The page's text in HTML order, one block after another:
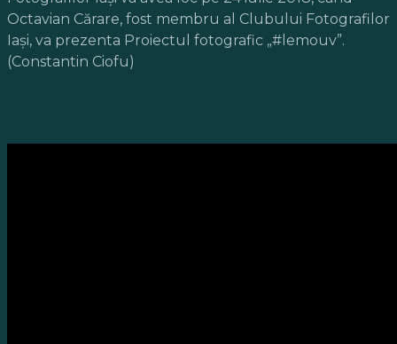
Octavian Cărare, fost membru al Clubului Fotografilor
Iaşi, va prezenta Proiectul fotografic „#lemouv”.
(Constantin Ciofu)